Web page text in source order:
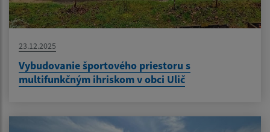
23.12.2025
Vybudovanie športového priestoru s
multifunkčným ihriskom v obci Ulič